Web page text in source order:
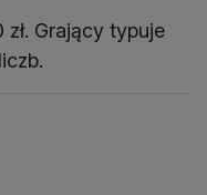
zł. Grający typuje